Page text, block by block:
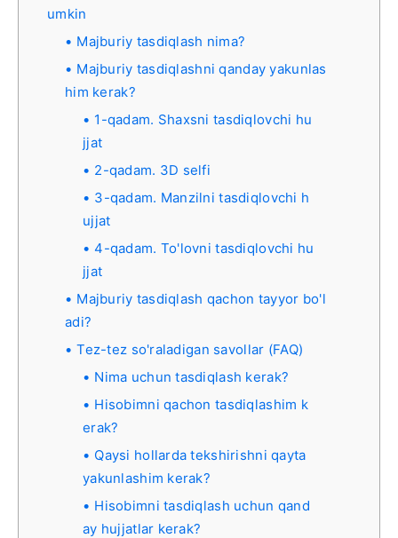
umkin
Majburiy tasdiqlash nima?
Majburiy tasdiqlashni qanday yakunlas
him kerak?
1-qadam. Shaxsni tasdiqlovchi hu
jjat
2-qadam. 3D selfi
3-qadam. Manzilni tasdiqlovchi h
ujjat
4-qadam. To'lovni tasdiqlovchi hu
jjat
Majburiy tasdiqlash qachon tayyor bo'l
adi?
Tez-tez so'raladigan savollar (FAQ)
Nima uchun tasdiqlash kerak?
Hisobimni qachon tasdiqlashim k
erak?
Qaysi hollarda tekshirishni qayta
yakunlashim kerak?
Hisobimni tasdiqlash uchun qand
ay hujjatlar kerak?